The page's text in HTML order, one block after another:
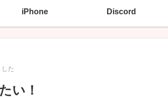
iPhone Discord
た
い！